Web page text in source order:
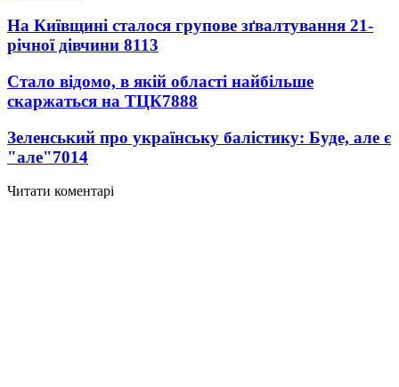
На Київщині сталося групове зґвалтування 21-
річної дівчини 8113
Стало відомо, в якій області найбільше
скаржаться на ТЦК7888
Зеленський про українську балістику: Буде, але є
"але"7014
Читати коментарі